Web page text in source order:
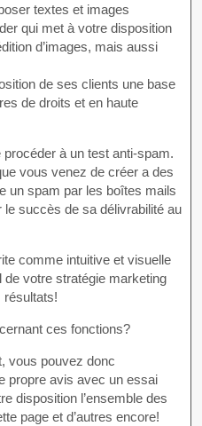
textes et images
qui met à votre disposition
d’images, mais aussi
de ses clients une base
de droits et en haute
à un test anti-spam.
vous venez de créer a des
un spam par les boîtes mails
le succès de sa délivrabilité au
comme intuitive et visuelle
votre stratégie marketing
résultats!
ces fonctions?
vous pouvez donc
propre avis avec un essai
disposition l’ensemble des
page et d’autres encore!